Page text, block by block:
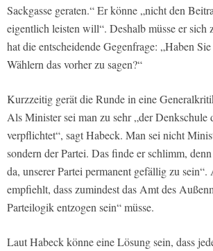
Sackgasse geraten.“ Er könne „nicht den
eigentlich leisten will“. Deshalb müsse er sich
hat die entscheidende Gegenfrage: „Haben
Wählern das vorher zu sagen?“
Kurzzeitig gerät die Runde in eine
Als Minister sei man zu sehr „der Denkschule
verpflichtet“, sagt Habeck. Man sei nicht
sondern der Partei. Das finde er schlimm,
da, unserer Partei permanent gefällig zu
empfiehlt, dass zumindest das Amt des
Parteilogik entzogen sein“ müsse.
Laut Habeck könne eine Lösung sein, dass